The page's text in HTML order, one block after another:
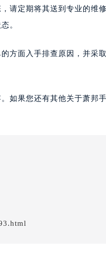
请定期将其送到专业的维
。
方面入手排查原因，并采
如果您还有其他关于萧邦